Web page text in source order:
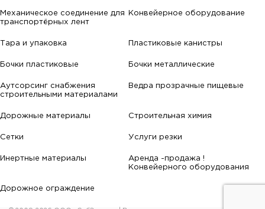
Механическое соединение для
транспортёрных лент
Конвейерное оборудование
Тара и упаковка Пластиковые канистры
Бочки пластиковые Бочки металлические
Аутсорсинг снабжения
строительными материалами
Ведра прозрачные пищевые
Дорожные материалы Строительная химия
Сетки Услуги резки
Инертные материалы
Аренда -продажа !
Конвейерного оборудования
Дорожное ограждение